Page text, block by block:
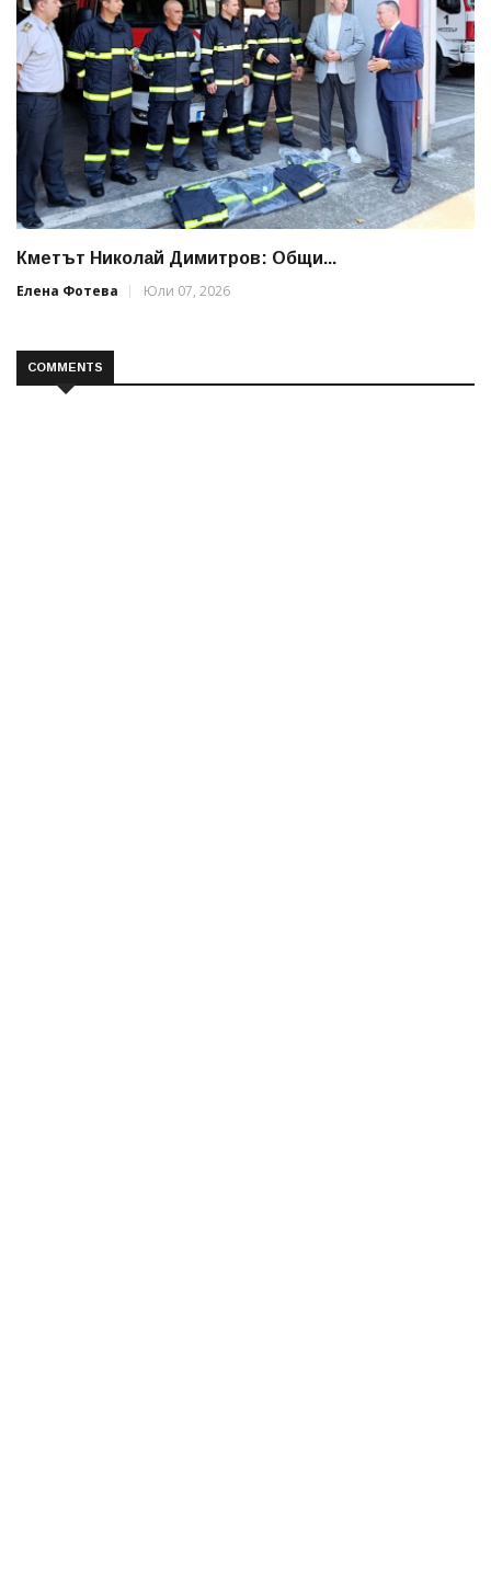
Кметът Николай Димитров: Общи...
Елена Фотева
Юли 07, 2026
COMMENTS